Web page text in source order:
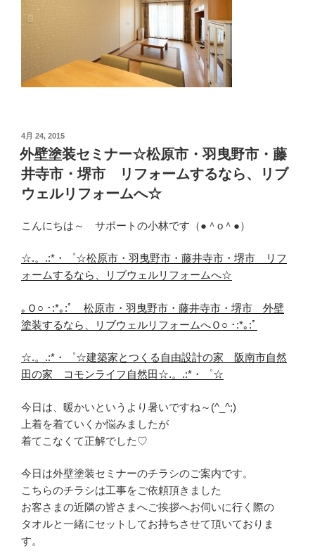
投
稿
日:
4月 24, 2015
外壁塗装セミナー☆松原市・羽曳野市・藤
井寺市・堺市 リフォームするなら、リブ
ウェルリフォームへ☆
こんにちは～ サポートの小林です（●＾o＾●）
☆.。.:*・゜☆松原市・羽曳野市・藤井寺市・堺市 リフ
ォームするなら、リブウェルリフォームへ☆
｡Ｏ○ ･:*｡:ﾟ 松原市・羽曳野市・藤井寺市・堺市 外壁
塗装するなら、リブウェルリフォームへＯ○ ･:*｡:ﾟ
☆.。.:*・゜☆建築家とつくる自由設計の家 阪南市自然
田の家 コモンライフ自然田☆.。.:*・゜☆
今日は、暖かいというより暑いですね～(^_^;)
上着を着ていくか悩みましたが
着てこなくて正解でした♡
今日は外壁塗装セミナーのチラシのご案内です。
こちらのチラシは工事をご依頼頂きました
お客さまの近隣の皆さまへご挨拶へお伺いに行く際の
タオルと一緒にセットしてお持ちさせて頂いておりま
す。